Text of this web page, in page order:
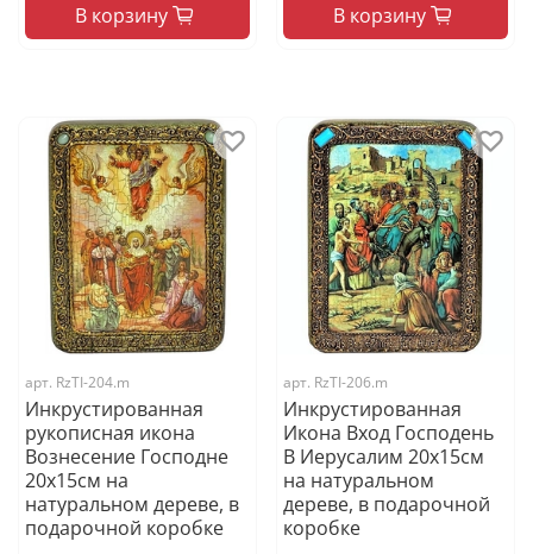
В корзину В корзину
арт. RzTI-204.m
Инкрустированная
рукописная икона
Вознесение Господне
20х15см на
натуральном дереве, в
подарочной коробке
арт. RzTI-206.m
Инкрустированная
Икона Вход Господень
В Иерусалим 20х15см
на натуральном
дереве, в подарочной
коробке